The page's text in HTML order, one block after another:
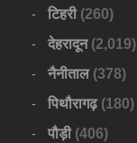
टिहरी(260)
देहरादून(2,019)
नैनीताल(378)
पिथौरागढ़(180)
पौड़ी(406)